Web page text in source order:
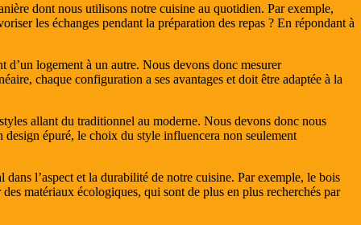
dont nous utilisons notre cuisine au quotidien. Par exemple,
les échanges pendant la préparation des repas ? En répondant à
logement à un autre. Nous devons donc mesurer
chaque configuration a ses avantages et doit être adaptée à la
allant du traditionnel au moderne. Nous devons donc nous
design épuré, le choix du style influencera non seulement
l’aspect et la durabilité de notre cuisine. Par exemple, le bois
matériaux écologiques, qui sont de plus en plus recherchés par